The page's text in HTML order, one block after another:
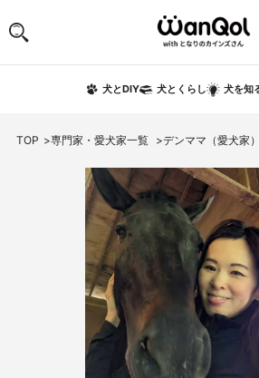
犬とDIY 犬とくらし 犬を知
TOP 専門家・愛犬家一覧 デンママ（愛犬家）